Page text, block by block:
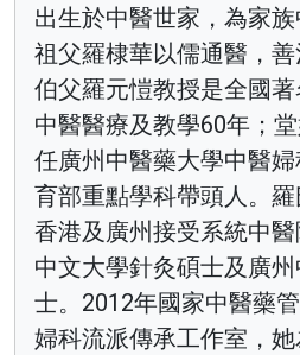
出生於中醫世家，為家族
祖父羅棣華以儒通醫，善
伯父羅元愷教授是全國
中醫醫療及教學60年；
任廣州中醫藥大學中醫
育部重點學科帶頭人。
香港及廣州接受系統中
中文大學針灸碩士及廣
士。2012年國家中醫藥
婦科流派傳承工作室，